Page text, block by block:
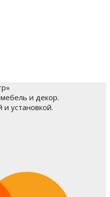
и декор.
установкой.